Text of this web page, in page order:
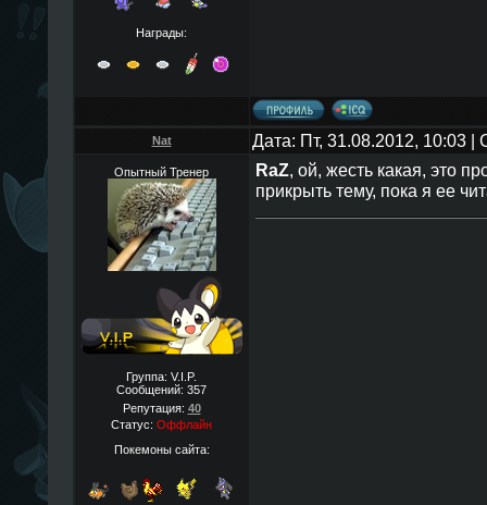
Награды:
Nat Дата: Пт, 31.08.2012, 10:03
Опытный Тренер
Группа: V.I.P.
Сообщений: 357
Репутация: 40
Статус: Оффлайн
Покемоны сайта:
RaZ, ой, жесть какая, это
прикрыть тему, пока я ее